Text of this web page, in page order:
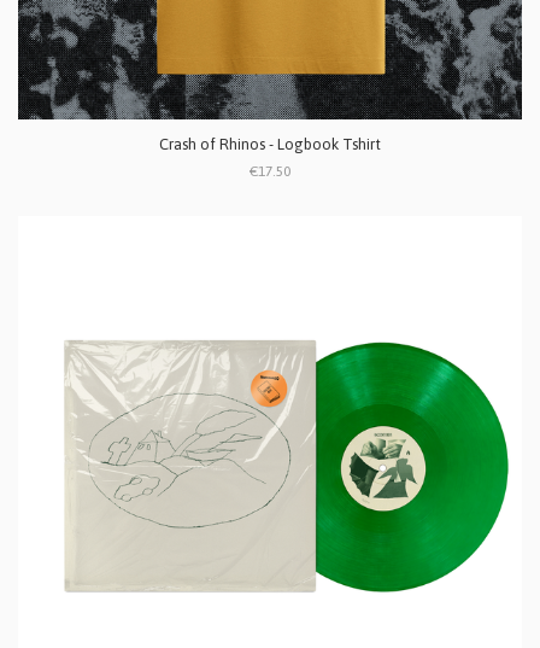
Crash of Rhinos - Logbook Tshirt
€17.50